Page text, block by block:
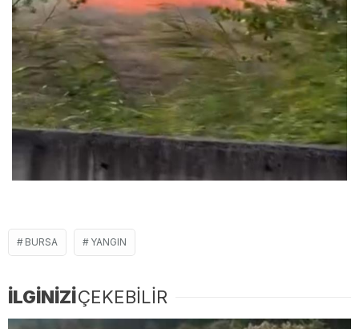
BURSA YANGIN
İLGİNİZİÇEKEBİLİR